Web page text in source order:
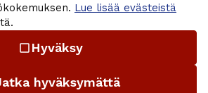
Lue lisää evästeistä
check_box_outline_blank Hyväksy
hyväksymättä